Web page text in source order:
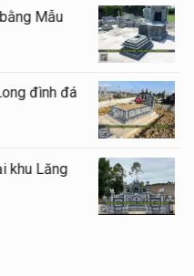
– sửa Mộ bằng Mẫu
mái đẹp – Long đình đá
thờ đá) tại khu Lăng